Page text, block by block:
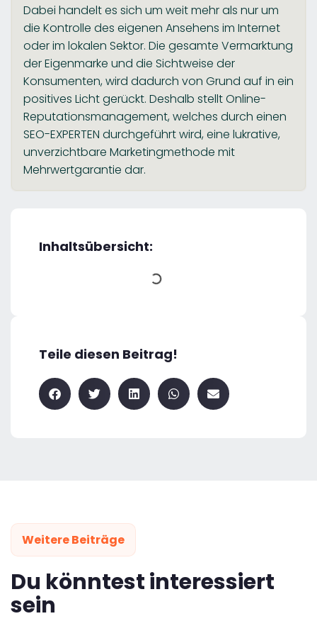
Dabei handelt es sich um weit mehr als nur um
die Kontrolle des eigenen Ansehens im Internet
oder im lokalen Sektor. Die gesamte Vermarktung
der Eigenmarke und die Sichtweise der
Konsumenten, wird dadurch von Grund auf in ein
positives Licht gerückt. Deshalb stellt Online-
Reputationsmanagement, welches durch einen
SEO-EXPERTEN durchgeführt wird, eine lukrative,
unverzichtbare Marketingmethode mit
Mehrwertgarantie dar.
Inhaltsübersicht:
Teile diesen Beitrag!
Weitere Beiträge
Du könntest interessiert
sein